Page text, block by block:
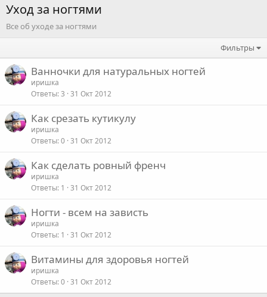
Уход за ногтями
Все об уходе за ногтями
Фильтры
Ванночки для натуральных ногтей
иришка
Ответы 3 31 Окт 2012
Как срезать кутикулу
иришка
Ответы 0 31 Окт 2012
Как сделать ровный френч
иришка
Ответы 1 31 Окт 2012
Ногти - всем на зависть
иришка
Ответы 1 31 Окт 2012
Витамины для здоровья ногтей
иришка
Ответы 0 31 Окт 2012